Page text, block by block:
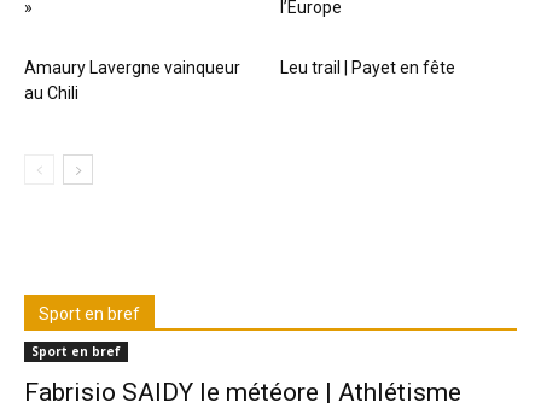
»
l’Europe
Amaury Lavergne vainqueur
au Chili
Leu trail | Payet en fête
Sport en bref
Sport en bref
Fabrisio SAIDY le météore | Athlétisme